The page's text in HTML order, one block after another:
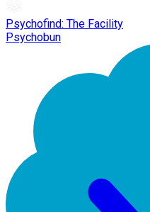
Psychofind: The Facility
Psychobun